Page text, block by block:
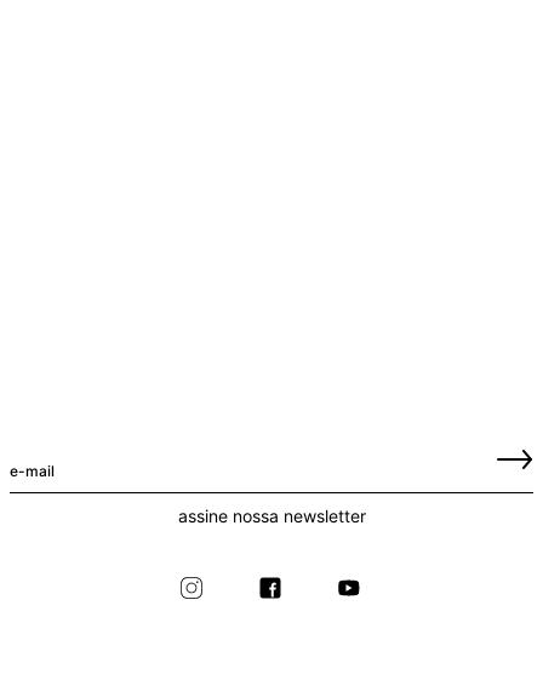
assine nossa newsletter